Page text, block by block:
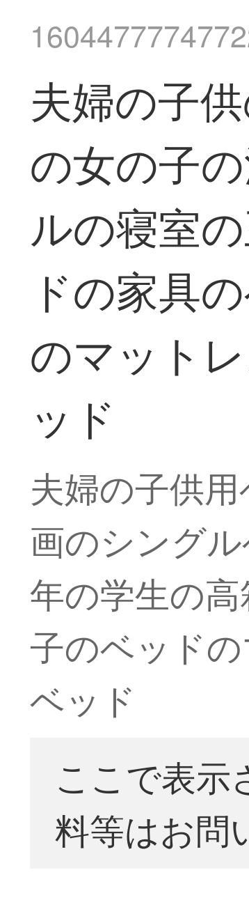
夫婦の子
の女の子
ルの寝室
ドの家具
のマット
ッド
夫婦の子供
画のシング
年の学生の
子のベッド
ベッド
ここで表示
料等はお問